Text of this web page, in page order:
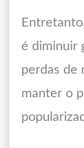
é diminuir
perdas de
manter o